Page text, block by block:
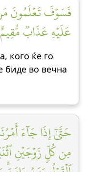
فَسَوۡفَ تَعۡلَمُونَ
عَلَيۡهِ عَذَابٞ مُّقِيمٌ
кого ќе го
биде во вечна
حَتَّىٰٓ إِذَا جَآءَ
مِن كُلّٖ زَوۡجَيۡنِ